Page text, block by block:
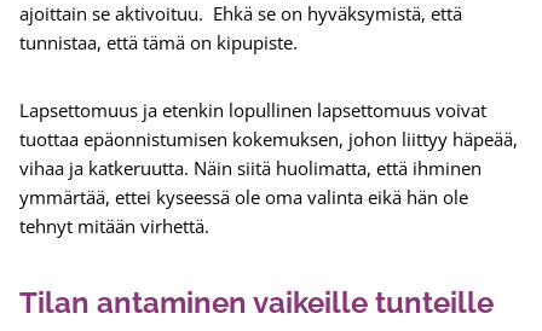
ajoittain se aktivoituu. Ehkä se on hyväksymistä, että
tunnistaa, että tämä on kipupiste.
Lapsettomuus ja etenkin lopullinen lapsettomuus voivat
tuottaa epäonnistumisen kokemuksen, johon liittyy häpeää,
vihaa ja katkeruutta. Näin siitä huolimatta, että ihminen
ymmärtää, ettei kyseessä ole oma valinta eikä hän ole
tehnyt mitään virhettä.
Tilan antaminen vaikeille tunteille